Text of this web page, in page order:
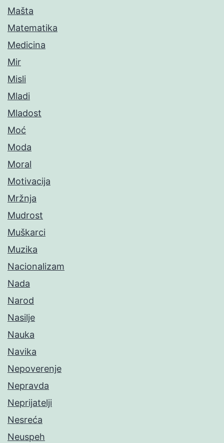
Mašta
Matematika
Medicina
Mir
Misli
Mladi
Mladost
Moć
Moda
Moral
Motivacija
Mržnja
Mudrost
Muškarci
Muzika
Nacionalizam
Nada
Narod
Nasilje
Nauka
Navika
Nepoverenje
Nepravda
Neprijatelji
Nesreća
Neuspeh